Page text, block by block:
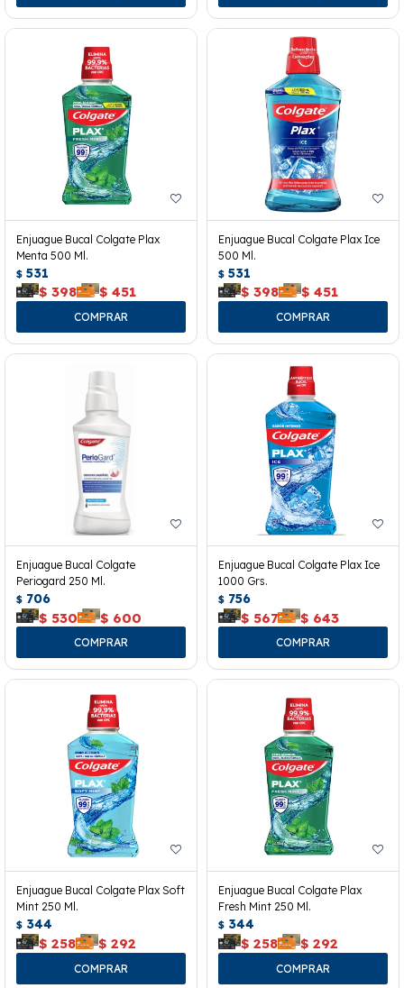
Enjuague Bucal Colgate Plax
Menta 500 Ml.
$ 531
$ 398 $ 451
Enjuague Bucal Colgate Plax Ice
500 Ml.
$ 531
$ 398 $ 451
Enjuague Bucal Colgate
Periogard 250 Ml.
$ 706
$ 530 $ 600
Enjuague Bucal Colgate Plax Ice
1000 Grs.
$ 756
$ 567 $ 643
Enjuague Bucal Colgate Plax Soft
Mint 250 Ml.
$ 344
$ 258 $ 292
Enjuague Bucal Colgate Plax
Fresh Mint 250 Ml.
$ 344
$ 258 $ 292